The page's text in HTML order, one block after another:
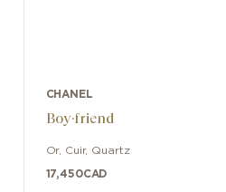
CHANEL
Boy·friend
Or, Cuir, Quartz
17,450CAD